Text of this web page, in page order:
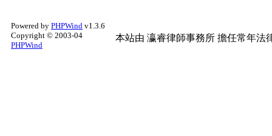
Powered by PHPWind v1.3.6
Copyright © 2003-04
PHPWind
本站由 瀛睿律師事務所 擔任常年法